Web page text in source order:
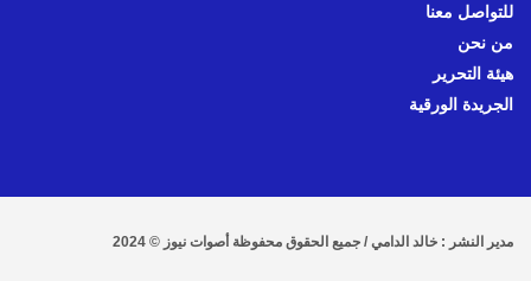
للتواصل معنا
من نحن
هيئة التحرير
الجريدة الورقية
مدير النشر : خالد الدامي / جميع الحقوق محفوظة أصوات نيوز © 2024